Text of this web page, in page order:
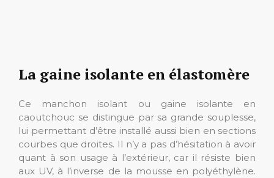
La gaine isolante en élastomère
Ce manchon isolant ou gaine isolante en
caoutchouc se distingue par sa grande souplesse,
lui permettant d’être installé aussi bien en sections
courbes que droites. Il n’y a pas d’hésitation à avoir
quant à son usage à l’extérieur, car il résiste bien
aux UV, à l’inverse de la mousse en polyéthylène.